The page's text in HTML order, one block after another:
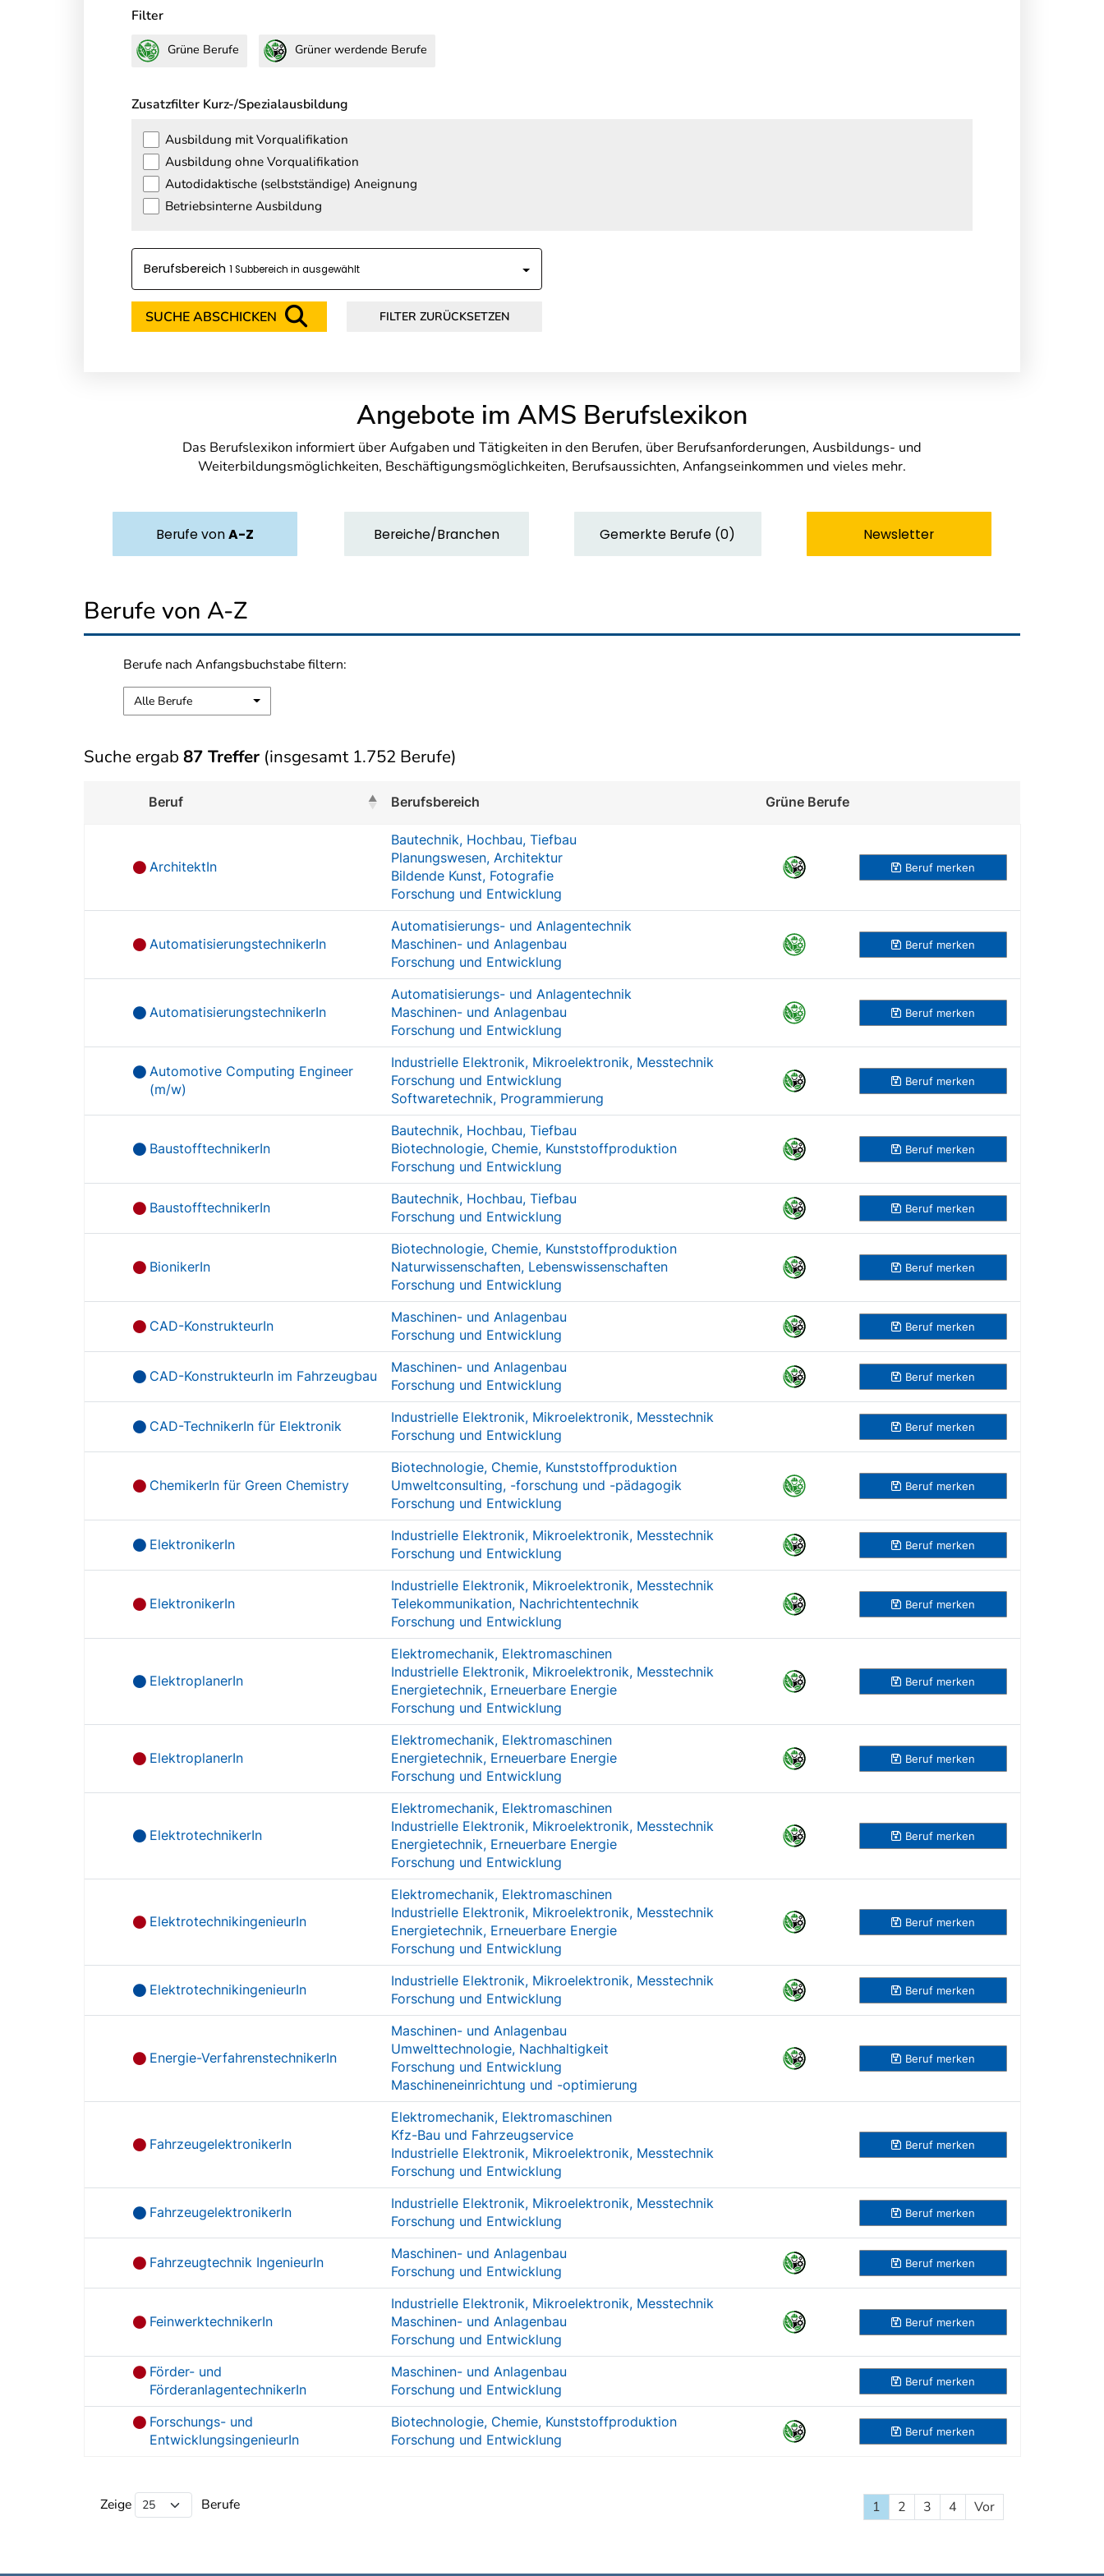
Filter
Grüne Berufe Grüner werdende Berufe
Zusatzfilter Kurz-/Spezialausbildung
Ausbildung mit Vorqualifikation
Ausbildung ohne Vorqualifikation
Autodidaktische (selbstständige) Aneignung
Betriebsinterne Ausbildung
Berufsbereich 1 Subbereich in
SUCHE ABSCHICKEN FILTER ZURÜCKSETZEN
Angebote im AMS Berufslexikon
Das Berufslexikon informiert über Aufgaben und Tätigkeiten in den Berufen, über Berufsanforderungen, Ausbildungs- und
Weiterbildungsmöglichkeiten, Beschäftigungsmöglichkeiten, Berufsaussichten, Anfangseinkommen und vieles mehr.
BerufevonA-Z Bereiche/Branchen Gemerkte Berufe (0) Newsletter
Berufe von A-Z
Berufe nach Anfangsbuchstabe filtern:
Alle Berufe
Suche ergab 87 Treffer (insgesamt 1.752 Berufe)
Beruf Berufsbereich Grüne Berufe
ArchitektIn
Bautechnik, Hochbau, Tiefbau
Planungswesen, Architektur
Bildende Kunst, Fotografie
Forschung und Entwicklung
Beruf merken
AutomatisierungstechnikerIn
Automatisierungs- und Anlagentechnik
Maschinen- und Anlagenbau
Forschung und Entwicklung
Beruf merken
AutomatisierungstechnikerIn
Automatisierungs- und Anlagentechnik
Maschinen- und Anlagenbau
Forschung und Entwicklung
Beruf merken
Automotive Computing Engineer
(m/w)
Industrielle Elektronik, Mikroelektronik, Messtechnik
Forschung und Entwicklung
Softwaretechnik, Programmierung
Beruf merken
BaustofftechnikerIn
Bautechnik, Hochbau, Tiefbau
Biotechnologie, Chemie, Kunststoffproduktion
Forschung und Entwicklung
Beruf merken
BaustofftechnikerIn
Bautechnik, Hochbau, Tiefbau
Forschung und Entwicklung
Beruf merken
BionikerIn
Biotechnologie, Chemie, Kunststoffproduktion
Naturwissenschaften, Lebenswissenschaften
Forschung und Entwicklung
Beruf merken
CAD-KonstrukteurIn
Maschinen- und Anlagenbau
Forschung und Entwicklung
Beruf merken
CAD-KonstrukteurIn im Fahrzeugbau
Maschinen- und Anlagenbau
Forschung und Entwicklung
Beruf merken
CAD-TechnikerIn für Elektronik
Industrielle Elektronik, Mikroelektronik, Messtechnik
Forschung und Entwicklung
Beruf merken
ChemikerIn für Green Chemistry
Biotechnologie, Chemie, Kunststoffproduktion
Umweltconsulting, -forschung und -pädagogik
Forschung und Entwicklung
Beruf merken
ElektronikerIn
Industrielle Elektronik, Mikroelektronik, Messtechnik
Forschung und Entwicklung
Beruf merken
ElektronikerIn
Industrielle Elektronik, Mikroelektronik, Messtechnik
Telekommunikation, Nachrichtentechnik
Forschung und Entwicklung
Beruf merken
ElektroplanerIn
Elektromechanik, Elektromaschinen
Industrielle Elektronik, Mikroelektronik, Messtechnik
Energietechnik, Erneuerbare Energie
Forschung und Entwicklung
Beruf merken
ElektroplanerIn
Elektromechanik, Elektromaschinen
Energietechnik, Erneuerbare Energie
Forschung und Entwicklung
Beruf merken
ElektrotechnikerIn
Elektromechanik, Elektromaschinen
Industrielle Elektronik, Mikroelektronik, Messtechnik
Energietechnik, Erneuerbare Energie
Forschung und Entwicklung
Beruf merken
ElektrotechnikingenieurIn
Elektromechanik, Elektromaschinen
Industrielle Elektronik, Mikroelektronik, Messtechnik
Energietechnik, Erneuerbare Energie
Forschung und Entwicklung
Beruf merken
ElektrotechnikingenieurIn
Industrielle Elektronik, Mikroelektronik, Messtechnik
Forschung und Entwicklung
Beruf merken
Energie-VerfahrenstechnikerIn
Maschinen- und Anlagenbau
Umwelttechnologie, Nachhaltigkeit
Forschung und Entwicklung
Maschineneinrichtung und -optimierung
Beruf merken
FahrzeugelektronikerIn
Elektromechanik, Elektromaschinen
Kfz-Bau und Fahrzeugservice
Industrielle Elektronik, Mikroelektronik, Messtechnik
Forschung und Entwicklung
Beruf merken
FahrzeugelektronikerIn
Industrielle Elektronik, Mikroelektronik, Messtechnik
Forschung und Entwicklung
Beruf merken
Fahrzeugtechnik IngenieurIn
Maschinen- und Anlagenbau
Forschung und Entwicklung
Beruf merken
FeinwerktechnikerIn
Industrielle Elektronik, Mikroelektronik, Messtechnik
Maschinen- und Anlagenbau
Forschung und Entwicklung
Beruf merken
Förder- und
FörderanlagentechnikerIn
Maschinen- und Anlagenbau
Forschung und Entwicklung
Beruf merken
Forschungs- und
EntwicklungsingenieurIn
Biotechnologie, Chemie, Kunststoffproduktion
Forschung und Entwicklung
Beruf merken
Zeige Berufe 1 2 3 4 Vor